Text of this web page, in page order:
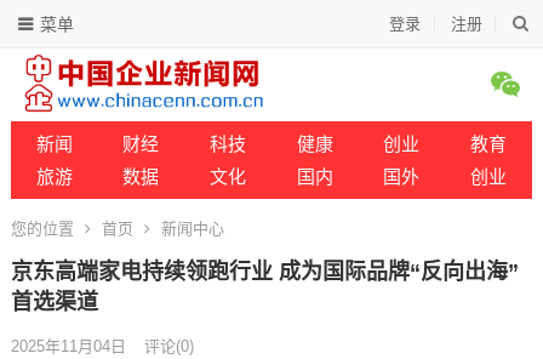
登录 注册
菜单
新闻 财经 科技 健康 创业
教育
旅游
数据 文化 国内 国外 创业
您的位置 首页 新闻中心
京东高端家电持续领跑行业 成为国际品牌“反向出海”
首选渠道
2025年11月04日 评论(0)